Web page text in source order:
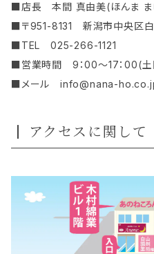
■店長 本間 真由美(ほんま ま
■〒951-8131 新潟市中央区
■TEL 025-266-1121
■営業時間 9：00～17：00(土
■メール info@nana-
アクセスに関して